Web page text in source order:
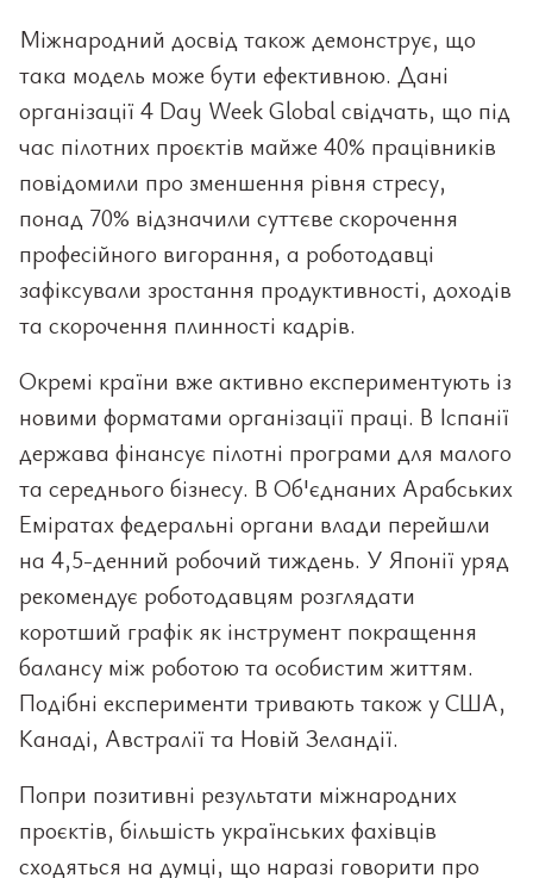
Міжнародний досвід також демонструє, що
така модель може бути ефективною. Дані
організації 4 Day Week Global свідчать, що під
час пілотних проєктів майже 40% працівників
повідомили про зменшення рівня стресу,
понад 70% відзначили суттєве скорочення
професійного вигорання, а роботодавці
зафіксували зростання продуктивності, доходів
та скорочення плинності кадрів.
Окремі країни вже активно експериментують із
новими форматами організації праці. В Іспанії
держава фінансує пілотні програми для малого
та середнього бізнесу. В Об'єднаних Арабських
Еміратах федеральні органи влади перейшли
на 4,5-денний робочий тиждень. У Японії уряд
рекомендує роботодавцям розглядати
коротший графік як інструмент покращення
балансу між роботою та особистим життям.
Подібні експерименти тривають також у США,
Канаді, Австралії та Новій Зеландії.
Попри позитивні результати міжнародних
проєктів, більшість українських фахівців
сходяться на думці, що наразі говорити про